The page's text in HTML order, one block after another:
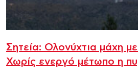
Σητεία: Ολονύχτια μάχη
Χωρίς ενεργό μέτωπο η